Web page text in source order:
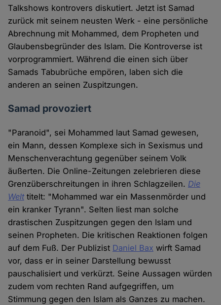
Talkshows kontrovers diskutiert. Jetzt ist Samad
zurück mit seinem neusten Werk - eine persönliche
Abrechnung mit Mohammed, dem Propheten und
Glaubensbegründer des Islam. Die Kontroverse ist
vorprogrammiert. Während die einen sich über
Samads Tabubrüche empören, laben sich die
anderen an seinen Zuspitzungen.
Samad provoziert
"Paranoid", sei Mohammed laut Samad gewesen,
ein Mann, dessen Komplexe sich in Sexismus und
Menschenverachtung gegenüber seinem Volk
äußerten. Die Online-Zeitungen zelebrieren diese
Grenzüberschreitungen in ihren Schlagzeilen. Die
Welttitelt: "Mohammed war ein Massenmörder und
ein kranker Tyrann". Selten liest man solche
drastischen Zuspitzungen gegen den Islam und
seinen Propheten. Die kritischen Reaktionen folgen
auf dem Fuß. Der Publizist Daniel Bax wirft Samad
vor, dass er in seiner Darstellung bewusst
pauschalisiert und verkürzt. Seine Aussagen würden
zudem vom rechten Rand aufgegriffen, um
Stimmung gegen den Islam als Ganzes zu machen.